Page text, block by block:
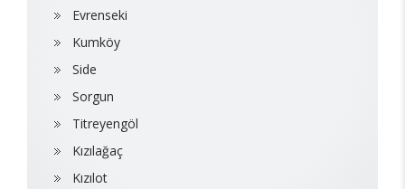
Evrenseki
Kumköy
Side
Sorgun
Titreyengöl
Kızılağaç
Kızılot